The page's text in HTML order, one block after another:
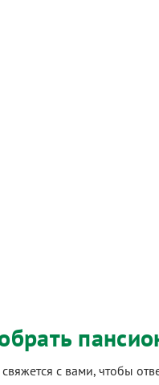
свяжется с вами, чтобы